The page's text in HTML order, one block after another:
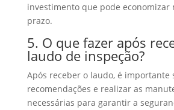
investimento que pode economizar
prazo.
5. O que fazer após
laudo de inspeção?
Após receber o laudo, é importante
recomendações e realizar as
necessárias para garantir a